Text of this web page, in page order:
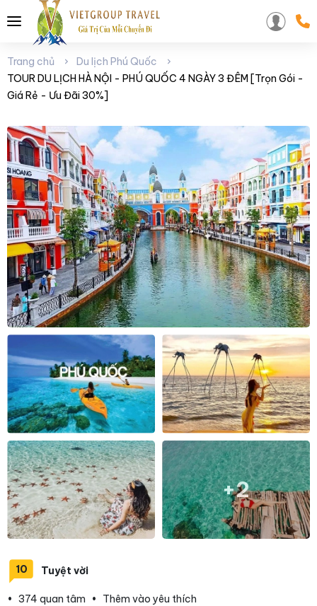
Trang chủ
Du lịch Phú Quốc
TOUR DU LỊCH HÀ NỘI - PHÚ QUỐC 4 NGÀY 3 ĐÊM [Trọn Gói -
Giá Rẻ - Ưu Đãi 30%]
+2
10 Tuyệt vời
• 374 quan tâm • Thêm vào yêu thích